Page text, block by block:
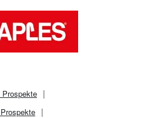
Prospekte
Prospekte